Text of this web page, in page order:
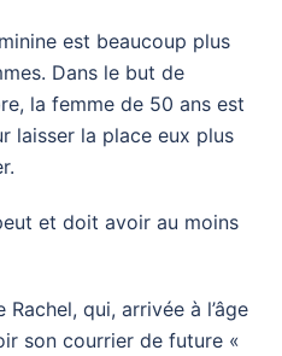
est beaucoup plus
Dans le but de
la femme de 50 ans est
laisser la place eux plus
et doit avoir au moins
qui, arrivée à l’âge
son courrier de future «